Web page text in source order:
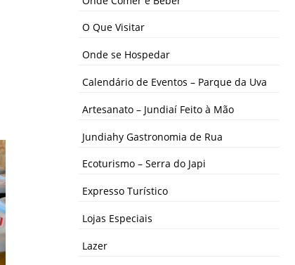
O Que Visitar
Onde se Hospedar
Calendário de Eventos – Parque da Uva
Artesanato – Jundiaí Feito à Mão
Jundiahy Gastronomia de Rua
Ecoturismo – Serra do Japi
Expresso Turístico
Lojas Especiais
Lazer